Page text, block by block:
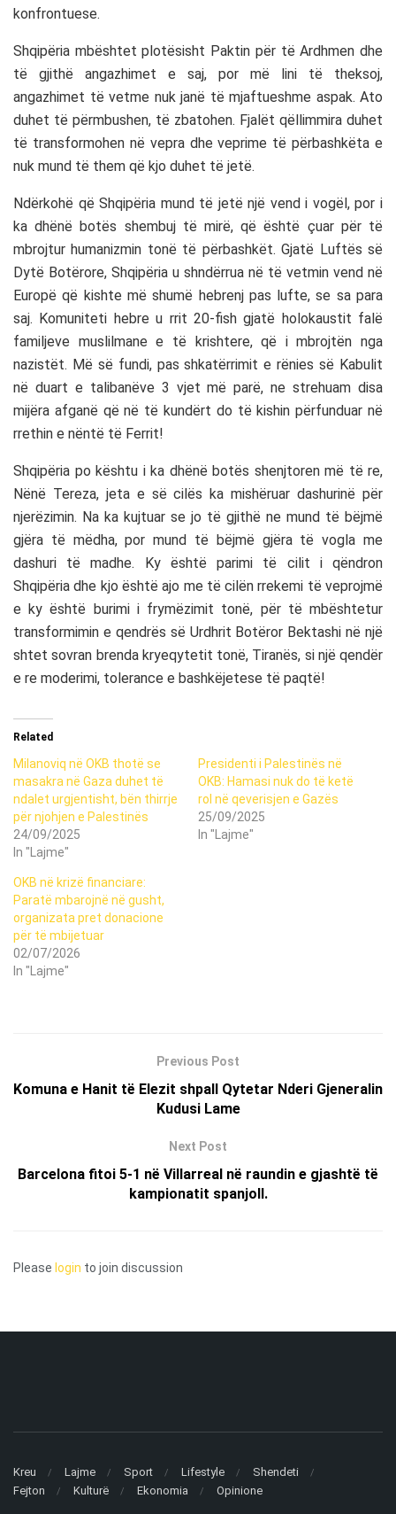
konfrontuese.
Shqipëria mbështet plotësisht Paktin për të Ardhmen dhe
të gjithë angazhimet e saj, por më lini të theksoj,
angazhimet të vetme nuk janë të mjaftueshme aspak. Ato
duhet të përmbushen, të zbatohen. Fjalët qëllimmira duhet
të transformohen në vepra dhe veprime të përbashkëta e
nuk mund të them që kjo duhet të jetë.
Ndërkohë që Shqipëria mund të jetë një vend i vogël, por i
ka dhënë botës shembuj të mirë, që është çuar për të
mbrojtur humanizmin tonë të përbashkët. Gjatë Luftës së
Dytë Botërore, Shqipëria u shndërrua në të vetmin vend në
Europë që kishte më shumë hebrenj pas lufte, se sa para
saj. Komuniteti hebre u rrit 20-fish gjatë holokaustit falë
familjeve muslilmane e të krishtere, që i mbrojtën nga
nazistët. Më së fundi, pas shkatërrimit e rënies së Kabulit
në duart e talibanëve 3 vjet më parë, ne strehuam disa
mijëra afganë që në të kundërt do të kishin përfunduar në
rrethin e nëntë të Ferrit!
Shqipëria po kështu i ka dhënë botës shenjtoren më të re,
Nënë Tereza, jeta e së cilës ka mishëruar dashurinë për
njerëzimin. Na ka kujtuar se jo të gjithë ne mund të bëjmë
gjëra të mëdha, por mund të bëjmë gjëra të vogla me
dashuri të madhe. Ky është parimi të cilit i qëndron
Shqipëria dhe kjo është ajo me të cilën rrekemi të veprojmë
e ky është burimi i frymëzimit tonë, për të mbështetur
transformimin e qendrës së Urdhrit Botëror Bektashi në një
shtet sovran brenda kryeqytetit tonë, Tiranës, si një qendër
e re moderimi, tolerance e bashkëjetese të paqtë!
Related
Milanoviq në OKB thotë se
masakra në Gaza duhet të
ndalet urgjentisht, bën thirrje
për njohjen e Palestinës
24/09/2025
In "Lajme"
Presidenti i Palestinës në
OKB: Hamasi nuk do të ketë
rol në qeverisjen e Gazës
25/09/2025
In "Lajme"
OKB në krizë financiare:
Paratë mbarojnë në gusht,
organizata pret donacione
për të mbijetuar
02/07/2026
In "Lajme"
Previous Post
Komuna e Hanit të Elezit shpall Qytetar Nderi Gjeneralin
Kudusi Lame
Next Post
Barcelona fitoi 5-1 në Villarreal në raundin e gjashtë të
kampionatit spanjoll.
Please login to join discussion
Kreu Lajme Sport Lifestyle
Shendeti
Fejton
Kulturë Ekonomia Opinione